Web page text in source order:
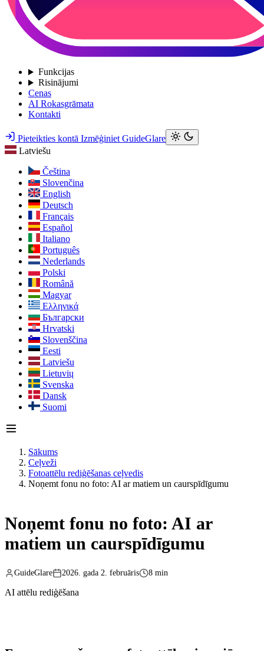
Funkcijas
Risinājumi
Cenas
AI Rokasgrāmata
Kontakti
Pieteikties kontā Izmēģiniet GuideGlare
Latviešu
Čeština
Slovenčina
English
Deutsch
Français
Español
Italiano
Português
Nederlands
Polski
Română
Magyar
Ελληνικά
Български
Hrvatski
Slovenščina
Eesti
Latviešu
Lietuvių
Svenska
Dansk
Suomi
Sākums
Ceļveži
Fotoattēlu rediģēšanas ceļvedis
Noņemt fonu no foto: AI ar matiem un caurspīdīgumu
Noņemt fonu no foto: AI ar
matiem un caurspīdīgumu
GuideGlare 2026. gada 2. februāris 8 min
AI attēlu rediģēšana